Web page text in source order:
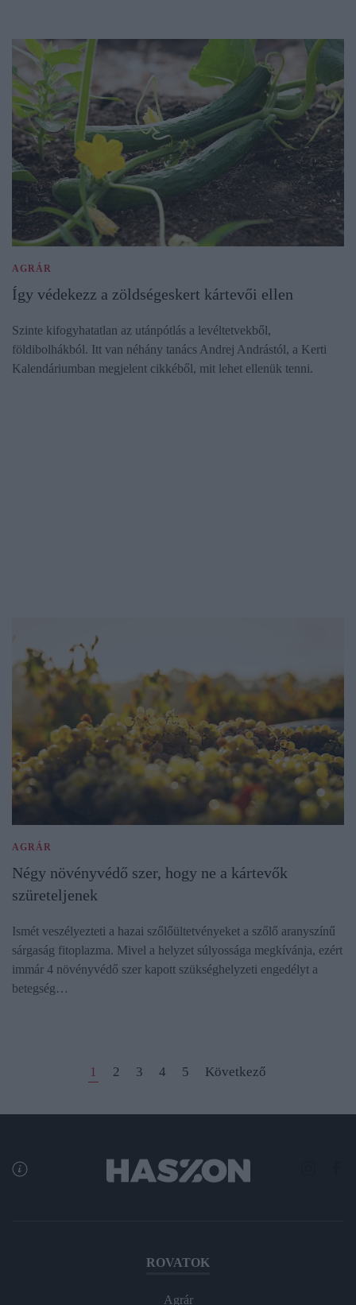
AGRÁR
Így védekezz a zöldségeskert kártevői ellen
Szinte kifogyhatatlan az utánpótlás a levéltetvekből,
földibolhákból. Itt van néhány tanács Andrej Andrástól, a Kerti
Kalendáriumban megjelent cikkéből, mit lehet ellenük tenni.
AGRÁR
Négy növényvédő szer, hogy ne a kártevők
szüreteljenek
Ismét veszélyezteti a hazai szőlőültetvényeket a szőlő aranyszínű
sárgaság fitoplazma. Mivel a helyzet súlyossága megkívánja, ezért
immár 4 növényvédő szer kapott szükséghelyzeti engedélyt a
betegség…
1 2 3 4 5 Következő
ROVATOK
Agrár